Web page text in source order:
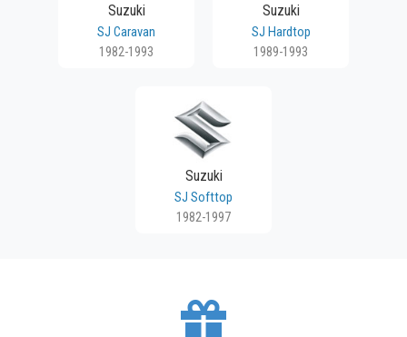
Suzuki
SJ Caravan
1982-1993
Suzuki
SJ Hardtop
1989-1993
Suzuki
SJ Softtop
1982-1997